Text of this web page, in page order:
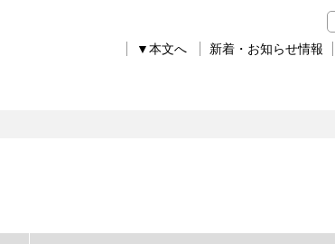
▼本文へ 新着・お知らせ情報